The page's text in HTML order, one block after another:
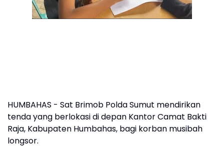
HUMBAHAS - Sat Brimob Polda Sumut mendirikan
tenda yang berlokasi di depan Kantor Camat Bakti
Raja, Kabupaten Humbahas, bagi korban musibah
longsor.